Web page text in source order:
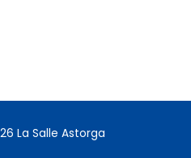
La Salle Astorga